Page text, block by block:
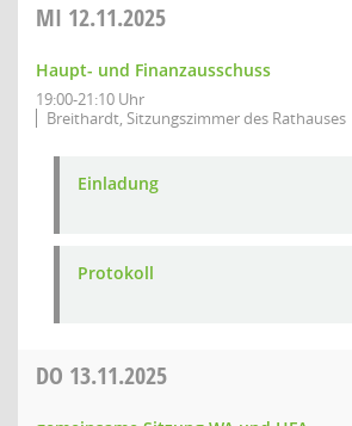
MI 12.11.2025
Haupt- und Finanzausschuss
19:00-21:10 Uhr
Breithardt, Sitzungszimmer des Rathauses
Einladung
Protokoll
DO 13.11.2025